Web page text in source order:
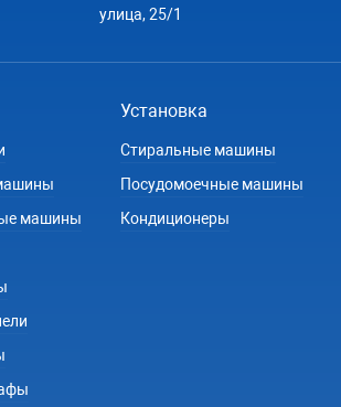
улица, 25/1
машины
Установка
Стиральные машины
Посудомоечные машины
Кондиционеры